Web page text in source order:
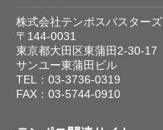
株式会社テンポスバスターズ
〒144-0031
東京都大田区東蒲田2-30-17
サンユー東蒲田ビル
TEL：03-3736-0319
FAX：03-5744-0910